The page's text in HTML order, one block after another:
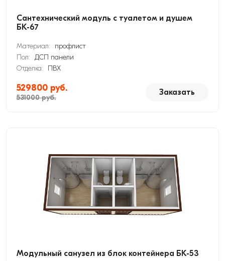
Сантехнический модуль с туалетом и душем
БК-67
Материал:
профлист
Пол: ДСП панели
Отделка:
ПВХ
529800 руб.
531000 руб.
Заказать
Модульный санузел из блок контейнера БК-53